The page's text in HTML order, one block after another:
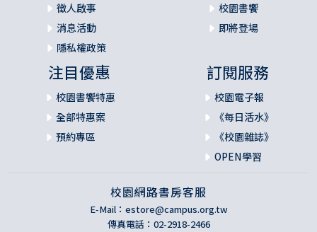
徵人啟事
消息活動
隱私權政策
校園書饗
即將登場
注目優惠
校園書饗特惠
全部特惠案
預約專區
訂閱服務
校園電子報
《每日活水》
《校園雜誌》
OPEN學習
校園網路書房客服
E-Mail： estore@campus.org.tw
傳真電話：02-2918-2466